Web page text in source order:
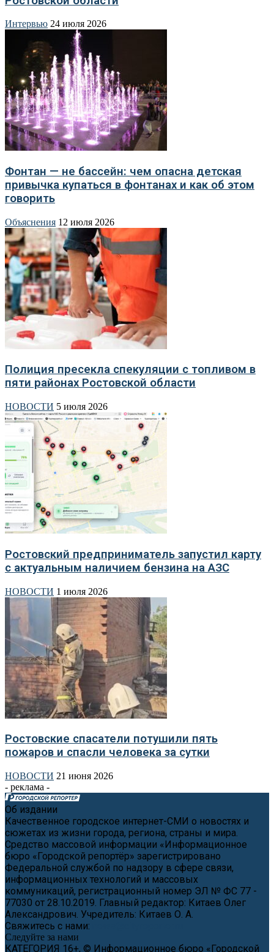
Интервью 24 июля 2026
Фонтан — не бассейн: чем опасна детская
привычка купаться в фонтанах и как об этом
говорить
Объяснения 12 июля 2026
Полиция пресекла спекуляции с топливом в
пяти районах Ростовской области
НОВОСТИ 5 июля 2026
Ростовский предприниматель запустил карту
с актуальным наличием бензина на АЗС
НОВОСТИ 1 июля 2026
Ростовские спасатели потушили пять
пожаров и спасли человека за сутки
НОВОСТИ 21 июня 2026
- реклама -
Об издании
Качественное городское интернет-СМИ о новостях и
сюжетах из жизни города, региона, страны и мира.
Средство массовой информации «Информационное
бюро «Городской репортёр» зарегистрировано
Федеральной службой по надзору в сфере связи,
информационных технологий и массовых
коммуникаций, регистрационный номер ЭЛ № ФС 77 -
77030 от 28.10.2019. Главный редактор: Китаев Олег
Александрович. Учредитель: Китаев О. А.
Свяжитесь с нами:
Следуйте за нами
КАТЕГОРИЯ 16+, © Информационное бюро «Городской